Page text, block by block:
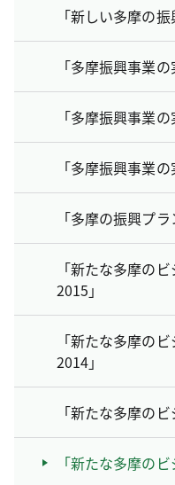
「新しい多摩の振
「多摩振興事業
「多摩振興事業
「多摩振興事業
「多摩の振興プラ
「新たな多摩の
2015」
「新たな多摩の
2014」
「新たな多摩の
「新たな多摩のビ